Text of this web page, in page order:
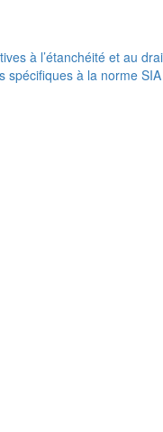
à l’étanchéité et au
spécifiques à la norme